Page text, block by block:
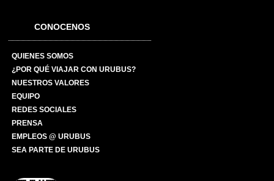
CONOCENOS
QUIENES SOMOS
¿POR QUÉ VIAJAR CON URUBUS?
NUESTROS VALORES
EQUIPO
REDES SOCIALES
PRENSA
EMPLEOS @ URUBUS
SEA PARTE DE URUBUS